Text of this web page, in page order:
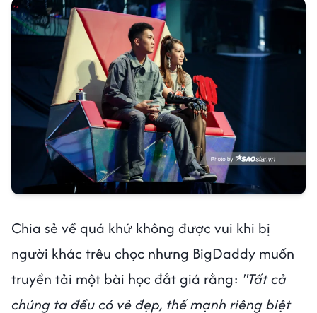
Chia sẻ về quá khứ không được vui khi bị
người khác trêu chọc nhưng BigDaddy muốn
truyền tải một bài học đắt giá rằng: "Tất cả
chúng ta đều có vẻ đẹp, thế mạnh riêng biệt